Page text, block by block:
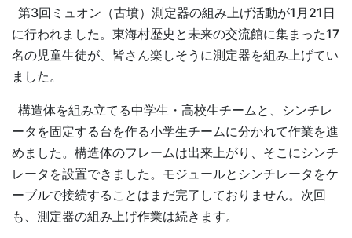
第3回ミュオン（古墳）測定器の組み上げ活動が1月21日
に行われました。東海村歴史と未来の交流館に集まった17
名の児童生徒が、皆さん楽しそうに測定器を組み上げてい
ました。
構造体を組み立てる中学生・高校生チームと、シンチレ
ータを固定する台を作る小学生チームに分かれて作業を進
めました。構造体のフレームは出来上がり、そこにシンチ
レータを設置できました。モジュールとシンチレータをケ
ーブルで接続することはまだ完了しておりません。次回
も、測定器の組み上げ作業は続きます。